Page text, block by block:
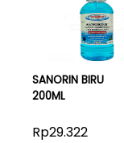
SANORIN BIRU
200ML
Rp29.322